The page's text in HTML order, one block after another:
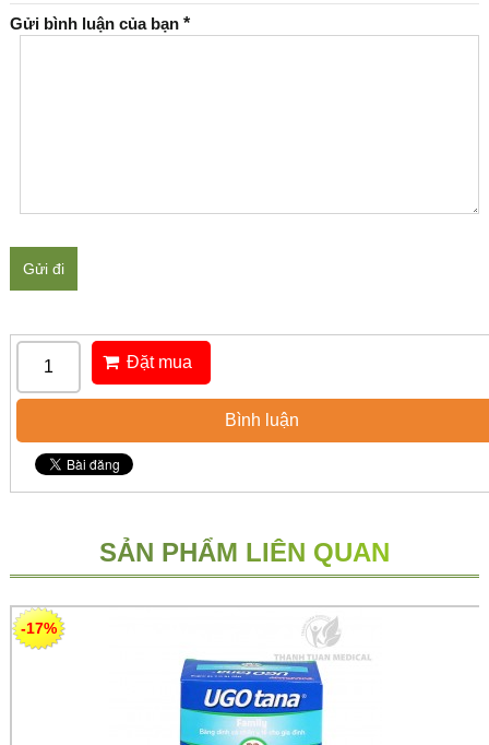
Gửi bình luận của bạn *
Gửi đi
Đặt mua
Bình luận
SẢN PHẨM LIÊN QUAN
-17%